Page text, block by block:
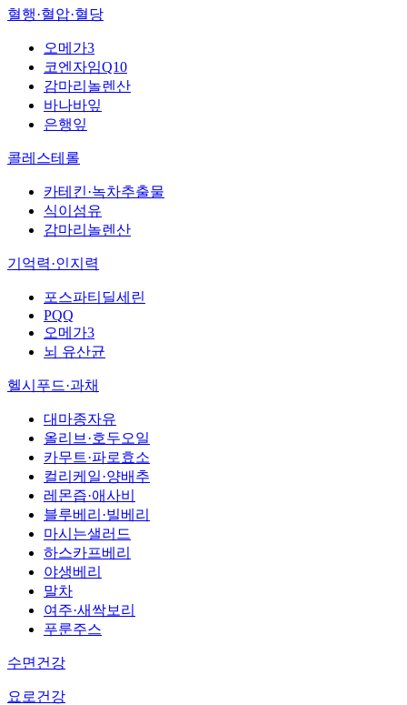
혈행·혈압·혈당
오메가3
코엔자임Q10
감마리놀렌산
바나바잎
은행잎
콜레스테롤
카테킨·녹차추출물
식이섬유
감마리놀렌산
기억력·인지력
포스파티딜세린
PQQ
오메가3
뇌 유산균
헬시푸드·과채
대마종자유
올리브·호두오일
카무트·파로효소
컬리케일·양배추
레몬즙·애사비
블루베리·빌베리
마시는샐러드
하스카프베리
야생베리
말차
여주·새싹보리
푸룬주스
수면건강
요로건강